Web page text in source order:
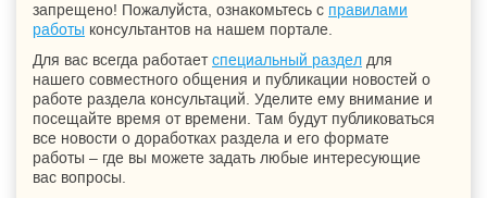
запрещено! Пожалуйста, ознакомьтесь с правилами
работы консультантов на нашем портале.
Для вас всегда работаетспециальный раздел для
нашего совместного общения и публикации новостей о
работе раздела консультаций. Уделите ему внимание и
посещайте время от времени. Там будут публиковаться
все новости о доработках раздела и его формате
работы – где вы можете задать любые интересующие
вас вопросы.